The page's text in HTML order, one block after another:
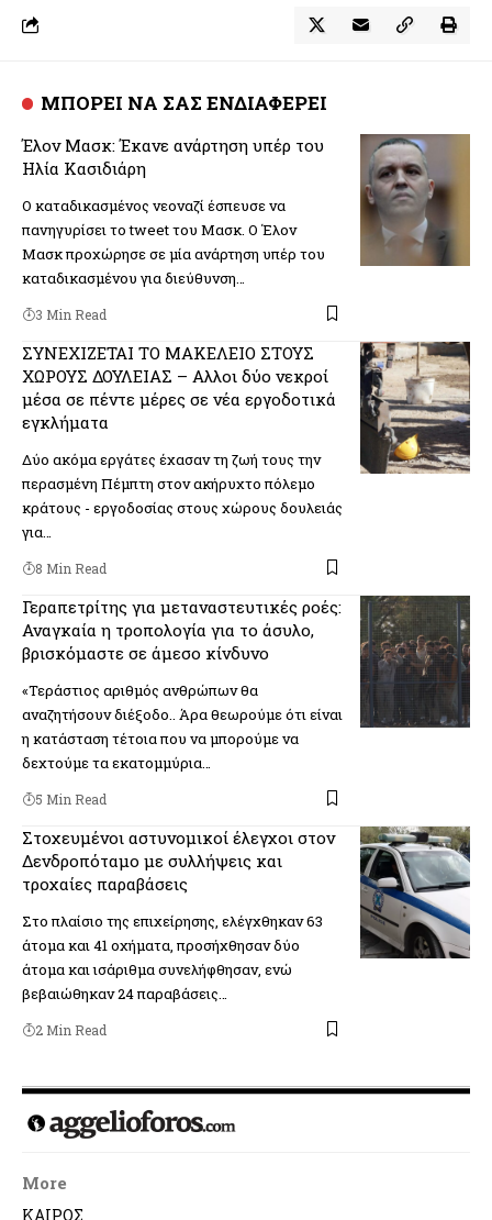
ΜΠΟΡΕΙ ΝΑ ΣΑΣ ΕΝΔΙΑΦΕΡΕΙ
Έλον Μασκ: Έκανε ανάρτηση υπέρ του
Ηλία Κασιδιάρη
Ο καταδικασμένος νεοναζί έσπευσε να
πανηγυρίσει το tweet του Μασκ. Ο Έλον
Μασκ προχώρησε σε μία ανάρτηση υπέρ του
καταδικασμένου για διεύθυνση…
3 Min Read
ΣΥΝΕΧΙΖΕΤΑΙ ΤΟ ΜΑΚΕΛΕΙΟ ΣΤΟΥΣ
ΧΩΡΟΥΣ ΔΟΥΛΕΙΑΣ – Αλλοι δύο νεκροί
μέσα σε πέντε μέρες σε νέα εργοδοτικά
εγκλήματα
Δύο ακόμα εργάτες έχασαν τη ζωή τους την
περασμένη Πέμπτη στον ακήρυχτο πόλεμο
κράτους - εργοδοσίας στους χώρους δουλειάς
για…
8 Min Read
Γεραπετρίτης για μεταναστευτικές ροές:
Αναγκαία η τροπολογία για το άσυλο,
βρισκόμαστε σε άμεσο κίνδυνο
«Τεράστιος αριθμός ανθρώπων θα
αναζητήσουν διέξοδο.. Άρα θεωρούμε ότι είναι
η κατάσταση τέτοια που να μπορούμε να
δεχτούμε τα εκατομμύρια…
5 Min Read
Στοχευμένοι αστυνομικοί έλεγχοι στον
Δενδροπόταμο με συλλήψεις και
τροχαίες παραβάσεις
Στο πλαίσιο της επιχείρησης, ελέγχθηκαν 63
άτομα και 41 οχήματα, προσήχθησαν δύο
άτομα και ισάριθμα συνελήφθησαν, ενώ
βεβαιώθηκαν 24 παραβάσεις…
2 Min Read
More
ΚΑΙΡΟΣ